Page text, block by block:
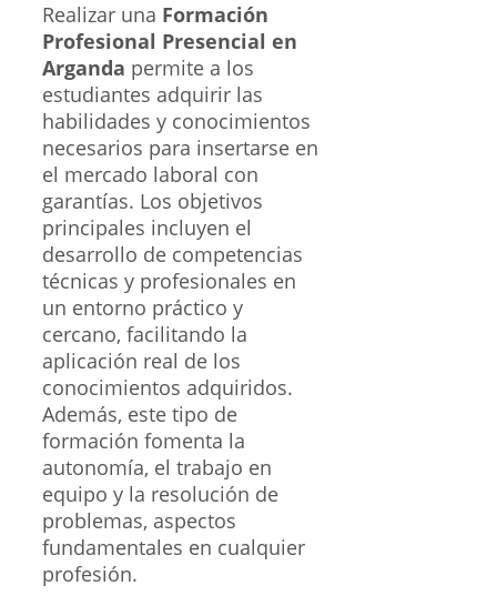
Realizar una Formación
Profesional Presencial en
Arganda permite a los
estudiantes adquirir las
habilidades y conocimientos
necesarios para insertarse en
el mercado laboral con
garantías. Los objetivos
principales incluyen el
desarrollo de competencias
técnicas y profesionales en
un entorno práctico y
cercano, facilitando la
aplicación real de los
conocimientos adquiridos.
Además, este tipo de
formación fomenta la
autonomía, el trabajo en
equipo y la resolución de
problemas, aspectos
fundamentales en cualquier
profesión.